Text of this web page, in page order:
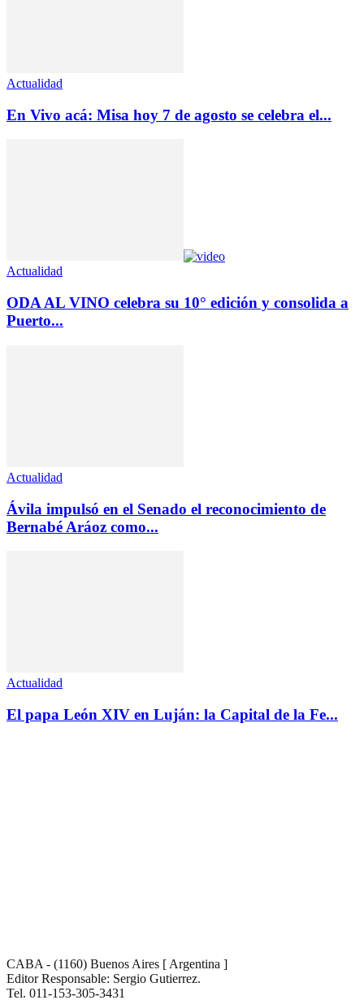
Actualidad
En Vivo acá: Misa hoy 7 de agosto se celebra el...
Actualidad
ODA AL VINO celebra su 10° edición y consolida a
Puerto...
Actualidad
Ávila impulsó en el Senado el reconocimiento de
Bernabé Aráoz como...
Actualidad
El papa León XIV en Luján: la Capital de la Fe...
CABA - (1160) Buenos Aires [ Argentina ]
Editor Responsable: Sergio Gutierrez.
Tel. 011-153-305-3431